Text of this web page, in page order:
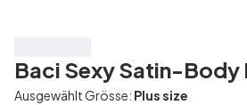
Baci Sexy Satin-Body
Ausgewählt Grösse: Plus size